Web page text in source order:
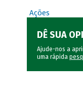
Ações
DÊ SUA
Ajude-nos a
uma rápida